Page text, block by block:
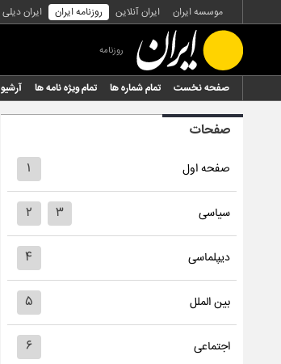
موسسه ایران ایران آنلاین روزنامه ایران ایران دیلی
روزنامه
صفحه نخست تمام شماره ها تمام ویژه نامه ها آرشیو
صفحات
صفحه اول ۱
سیاسی ۲ ۳
دیپلماسی ۴
بین الملل ۵
اجتماعی ۶